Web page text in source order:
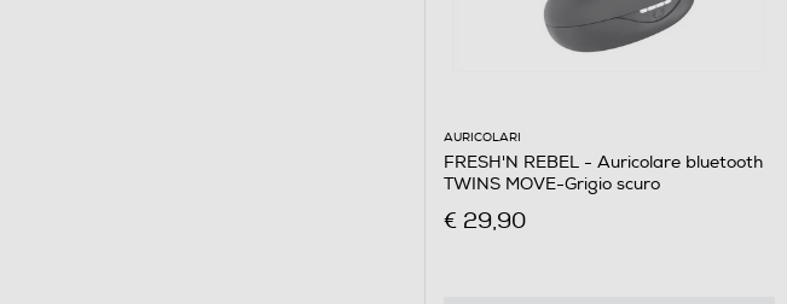
AURICOLARI
FRESH'N REBEL - Auricolare bluetooth
TWINS MOVE-Grigio scuro
€ 29,90